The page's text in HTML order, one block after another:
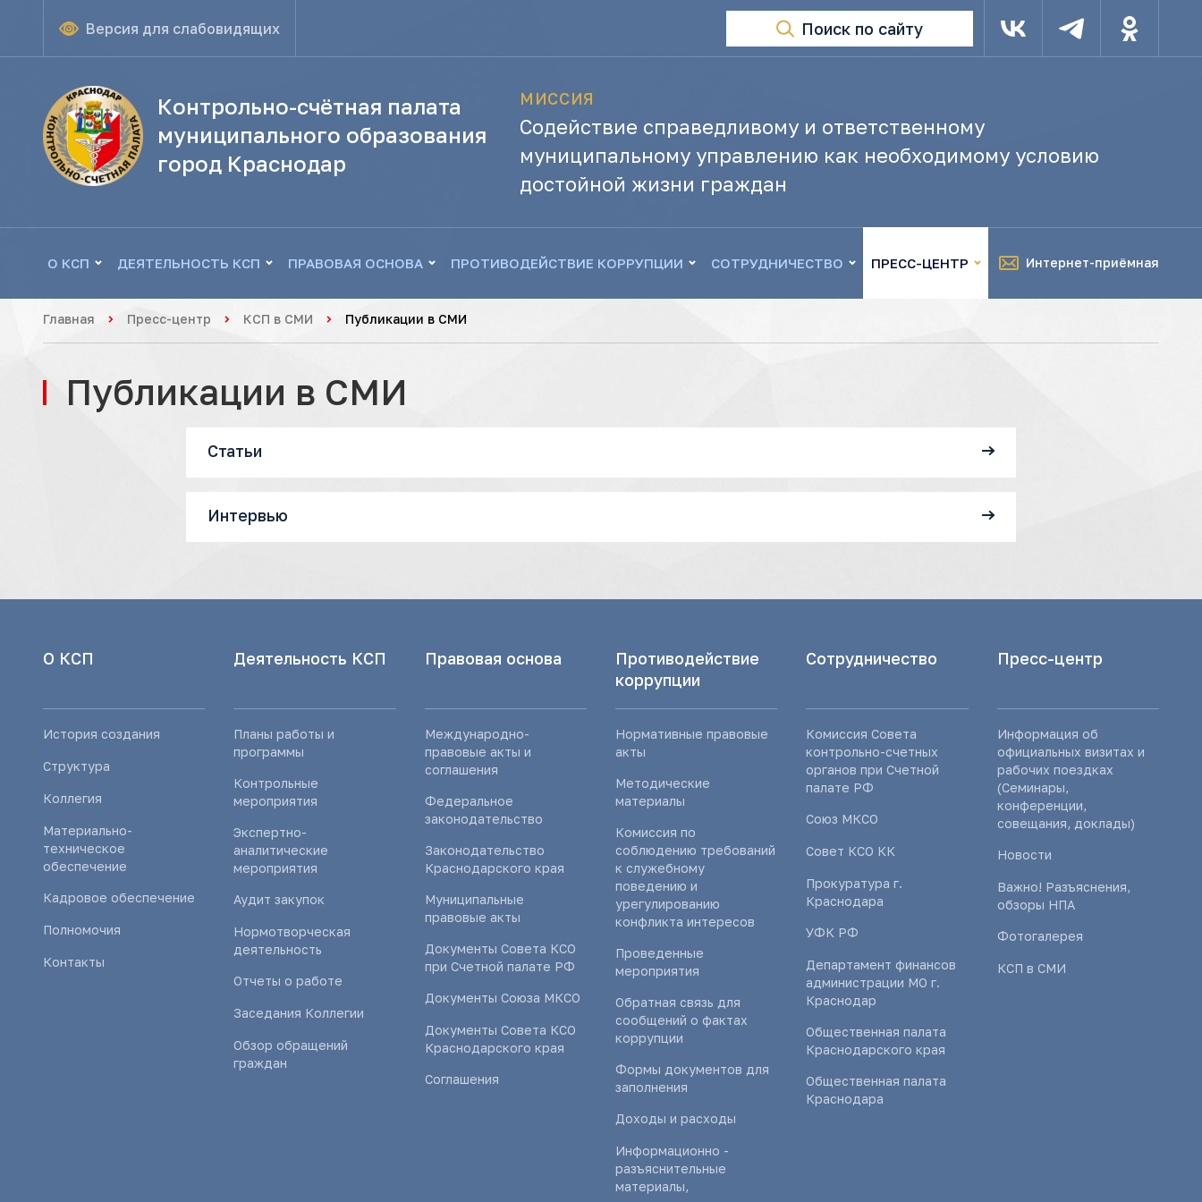
Версия для слабовидящих Поиск по сайту
Контрольно-счётная палата
муниципального образования
город Краснодар
МИССИЯ
Содействие справедливому и ответственному
муниципальному управлению как необходимому условию
достойной жизни граждан
О КСП ДЕЯТЕЛЬНОСТЬ КСП ПРАВОВАЯ ОСНОВА ПРОТИВОДЕЙСТВИЕ КОРРУПЦИИ СОТРУДНИЧЕСТВО ПРЕСС-ЦЕНТР Интернет-приёмная
Главная Пресс-центр КСП в СМИ Публикации в СМИ
Публикации в СМИ
Статьи
Интервью
О КСП
История создания
Структура
Коллегия
Материально-
техническое
обеспечение
Кадровое обеспечение
Полномочия
Контакты
Деятельность КСП
Планы работы и
программы
Контрольные
мероприятия
Экспертно-
аналитические
мероприятия
Аудит закупок
Нормотворческая
деятельность
Отчеты о работе
Заседания Коллегии
Обзор обращений
граждан
Правовая основа
Международно-
правовые акты и
соглашения
Федеральное
законодательство
Законодательство
Краснодарского края
Муниципальные
правовые акты
Документы Совета КСО
при Счетной палате РФ
Документы Союза МКСО
Документы Совета КСО
Краснодарского края
Соглашения
Противодействие
коррупции
Нормативные правовые
акты
Методические
материалы
Комиссия по
соблюдению требований
к служебному
поведению и
урегулированию
конфликта интересов
Проведенные
мероприятия
Обратная связь для
сообщений о фактах
коррупции
Формы документов для
заполнения
Доходы и расходы
Информационно -
разъяснительные
материалы,
Сотрудничество
Комиссия Совета
контрольно-счетных
органов при Счетной
палате РФ
Союз МКСО
Совет КСО КК
Прокуратура г.
Краснодара
УФК РФ
Департамент финансов
администрации МО г.
Краснодар
Общественная палата
Краснодарского края
Общественная палата
Краснодара
Пресс-центр
Информация об
официальных визитах и
рабочих поездках
(Семинары,
конференции,
совещания, доклады)
Новости
Важно! Разъяснения,
обзоры НПА
Фотогалерея
КСП в СМИ